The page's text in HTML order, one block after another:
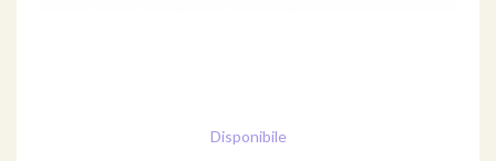
Disponibile